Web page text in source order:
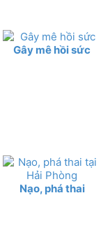
Gây mê hồi sức
Nạo, phá thai